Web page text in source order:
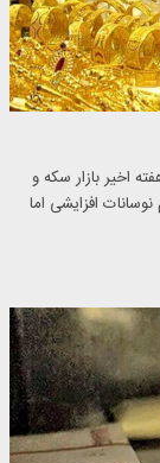
اخیر بازار سکه و
افزایشی اما